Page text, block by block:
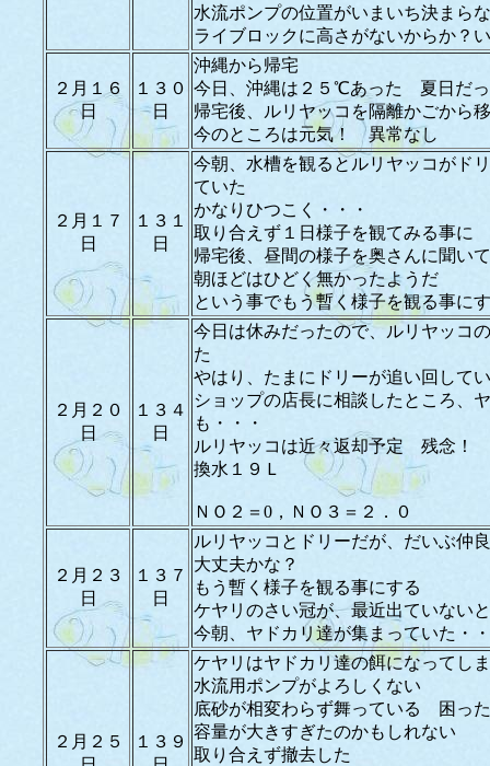
水流ポンプの位置がいまいち決まら
ライブロックに高さがないからか？
２月１６
日
１３０
日
沖縄から帰宅
今日、沖縄は２５℃あった 夏日だ
帰宅後、ルリヤッコを隔離かごから
今のところは元気！ 異常なし
２月１７
日
１３１
日
今朝、水槽を観るとルリヤッコがド
ていた
かなりひつこく・・・
取り合えず１日様子を観てみる事に
帰宅後、昼間の様子を奥さんに聞い
朝ほどはひどく無かったようだ
という事でもう暫く様子を観る事に
２月２０
日
１３４
日
今日は休みだったので、ルリヤッコ
た
やはり、たまにドリーが追い回して
ショップの店長に相談したところ、
も・・・
ルリヤッコは近々返却予定 残念！
換水１９Ｌ
ＮＯ２＝0，ＮＯ３＝２．０
２月２３
日
１３７
日
ルリヤッコとドリーだが、だいぶ仲
大丈夫かな？
もう暫く様子を観る事にする
ケヤリのさい冠が、最近出ていない
今朝、ヤドカリ達が集まっていた・
２月２５
１３９
ケヤリはヤドカリ達の餌になってし
水流用ポンプがよろしくない
底砂が相変わらず舞っている 困っ
容量が大きすぎたのかもしれない
取り合えず撤去した